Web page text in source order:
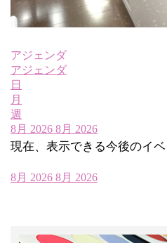
アジェンダ
アジェンダ
日
月
週
8月 2026 8月 2026
現在、表示できる今後のイベ
8月 2026 8月 2026